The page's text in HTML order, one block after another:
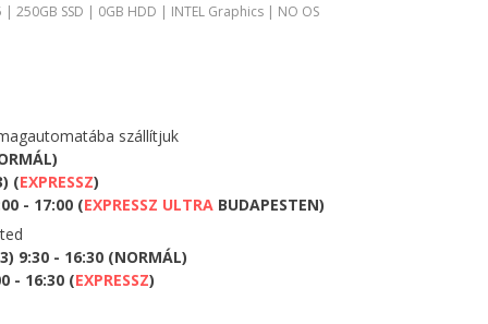
250GB SSD | 0GB HDD | INTEL Graphics | NO OS
szállítjuk
(EXPRESSZ)
- 17:00 (EXPRESSZ ULTRA BUDAPESTEN)
9:30 - 16:30 (NORMÁL)
- 16:30 (EXPRESSZ)